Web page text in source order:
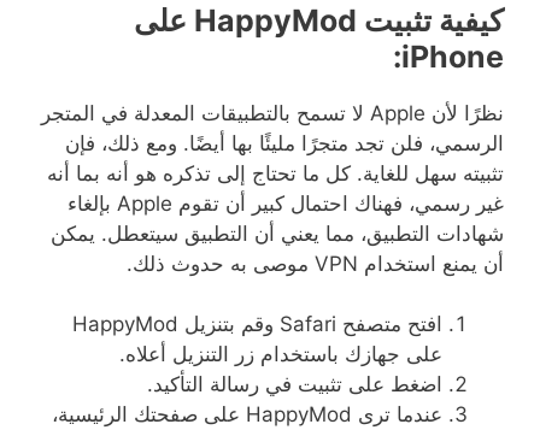
كيفية تثبيت
على
iPhone:
نظرًا لأن
لا تسمح بالتطبيقات المعدلة في المتجر
الرسمي، فلن تجد متجرًا مليئًا بها أيضًا. ومع ذلك، فإن
تثبيته سهل للغاية. كل ما تحتاج إلى تذكره هو أنه بما أنه
غير رسمي، فهناك احتمال كبير أن تقوم
بإلغاء
شهادات التطبيق، مما يعني أن التطبيق سيتعطل. يمكن
أن يمنع استخدام
موصى به حدوث ذلك.
افتح متصفح وقم بتنزيل
على جهازك باستخدام زر التنزيل أعلاه.
اضغط على تثبيت في رسالة التأكيد.
عندما ترى
على صفحتك الرئيسية،